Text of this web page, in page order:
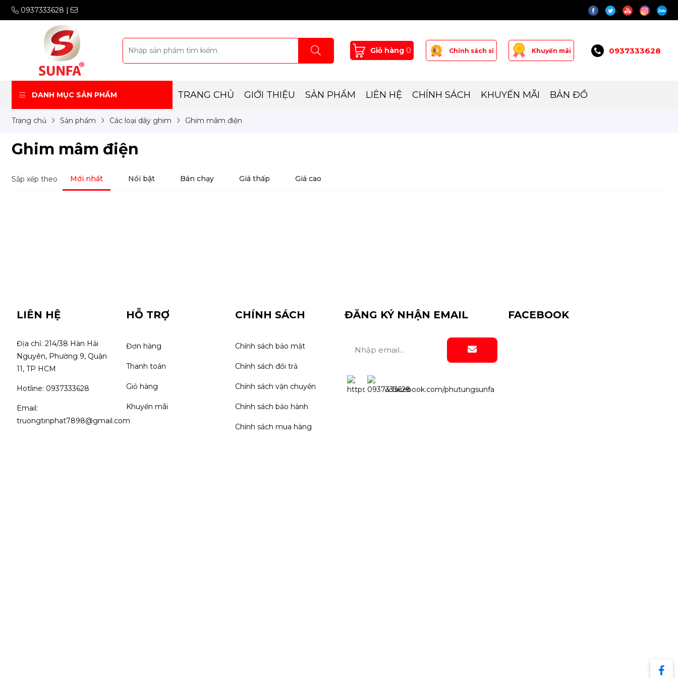
0937333628 |
Giỏ hàng 0 Chính sách sỉ Khuyến mãi 0937333628
DANH MỤC SẢN PHẨM TRANG CHỦ GIỚI THIỆU SẢN PHẨM LIÊN HỆ CHÍNH SÁCH KHUYẾN MÃI BẢN ĐỒ
Trang chủ Sản phẩm Các loại dây ghim Ghim mâm điện
Ghim mâm điện
Sắp xếp theo Mới nhất Nổi bật Bán chạy Giá thấp Giá cao
LIÊN HỆ
Địa chỉ: 214/38 Hàn Hải
Nguyên, Phường 9, Quận
11, TP HCM
Hotline: 0937333628
Email:
truongtinphat7898@gmail.com
HỖ TRỢ
Đơn hàng
Thanh toán
Giỏ hàng
Khuyến mãi
CHÍNH SÁCH
Chính sách bảo mật
Chính sách đổi trả
Chính sách vận chuyển
Chính sách bảo hành
Chính sách mua hàng
ĐĂNG KÝ NHẬN EMAIL FACEBOOK